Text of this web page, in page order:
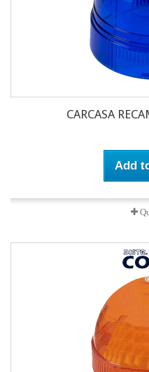
CARCASA
Add